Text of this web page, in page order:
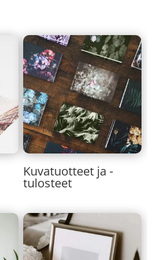
Kuvatuotteet ja -
tulosteet